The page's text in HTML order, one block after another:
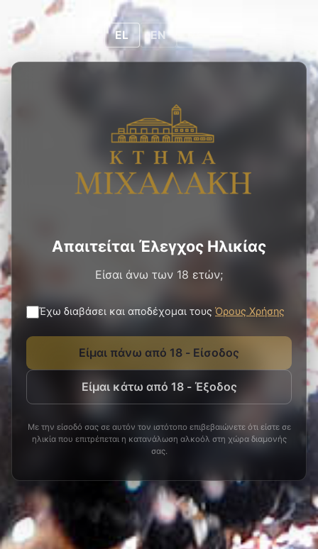
ΛΕΥΚΟΙ ΟΙΝΟΙ / VIN DE CRETE
EL EN
Απαιτείται Έλεγχος Ηλικίας
Είσαι άνω των 18 ετών;
Έχω διαβάσει και αποδέχομαι τους Όρους Χρήσης
Είμαι πάνω από 18 - Είσοδος
Είμαι κάτω από 18 - Έξοδος
Με την είσοδό σας σε αυτόν τον ιστότοπο επιβεβαιώνετε ότι είστε σε
ηλικία που επιτρέπεται η κατανάλωση αλκοόλ στη χώρα διαμονής
σας.